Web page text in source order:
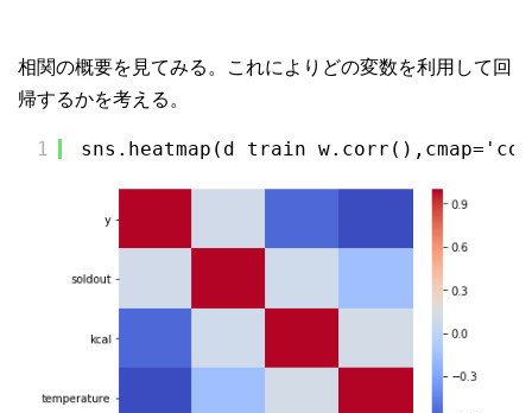
相関の概要を見てみる。これによりどの変数を利用して回
帰するかを考える。
1